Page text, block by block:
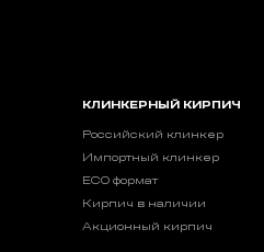
КЛИНКЕРНЫЙ КИРПИЧ
Российский клинкер
Импортный клинкер
ECO формат
Кирпич в наличии
Акционный кирпич